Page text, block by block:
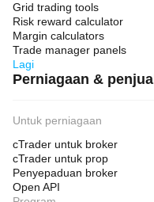
Grid trading tools
Risk reward calculator
Margin calculators
Trade manager panels
Lagi
Perniagaan & penjual
Untuk perniagaan
cTrader untuk broker
cTrader untuk prop
Penyepaduan broker
Open API